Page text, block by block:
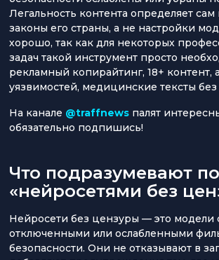
Легальность контента определяет сам
законы его страны, а не настройки
хорошо, так как для некоторых
задач такой инструмент просто
рекламный копирайтинг, 18+ контент,
уязвимостей, медицинские тексты без
На канале @traffnews палят
обязательно подпишись!
Что подразумевают
«нейросетями без
Нейросети без цензуры — это модели
отключенными или ослабленными
безопасности. Они не отказывают в